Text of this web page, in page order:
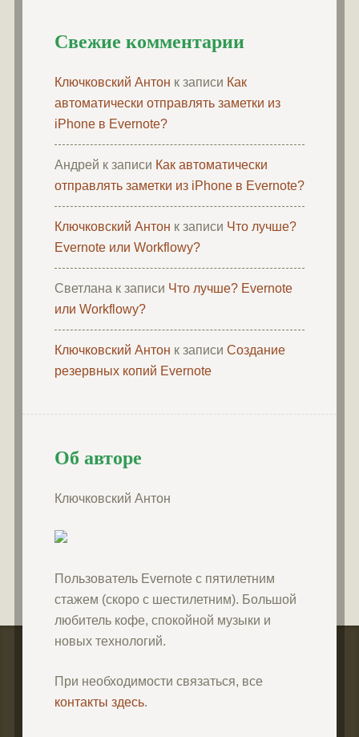
Свежие комментарии
Ключковский Антон к записи Как
автоматически отправлять заметки из
iPhone в Evernote?
Андрей к записи Как автоматически
отправлять заметки из iPhone в Evernote?
Ключковский Антон к записи Что лучше?
Evernote или Workflowy?
Светлана к записи Что лучше? Evernote
или Workflowy?
Ключковский Антон к записи Создание
резервных копий Evernote
Об авторе
Ключковский Антон
Пользователь Evernote с пятилетним
стажем (скоро с шестилетним). Большой
любитель кофе, спокойной музыки и
новых технологий.
При необходимости связаться, все
контакты здесь.